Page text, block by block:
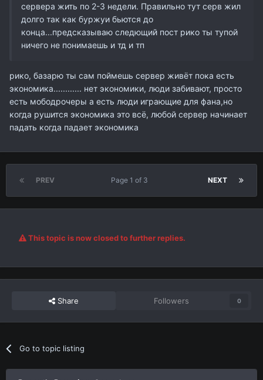
сервера жить по 2-3 недели. Правильно тут серв жил
долго так как буржуи бьются до
конца...предсказываю следющий пост рико ты тупой
ничего не понимаешь и тд и тп
рико, базарю ты сам поймешь сервер живёт пока есть
экономика............ нет экономики, люди забивают, просто
есть мободрочеры а есть люди играющие для фана,но
когда рушится экономика это всё, любой сервер начинает
падать когда падает экономика
PREV NEXT
Page 1 of 3
This topic is now closed to further replies.
Share Followers 0
Go to topic listing